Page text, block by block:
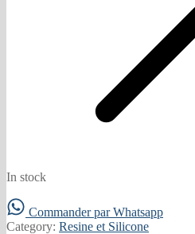
In stock
Commander par Whatsapp
Category: Resine et Silicone